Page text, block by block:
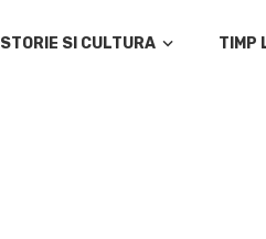
ISTORIE SI CULTURA TIMP